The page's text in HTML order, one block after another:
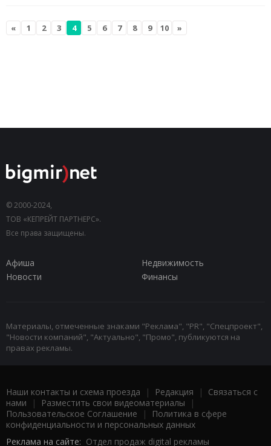
« 1 2 3 4 5 6 7 8 9 10 »
© 2000-2024,
ТОВ «КЕПРЕЙТ ПАРТНЕРС».
Все права защищены.
Афиша
Недвижимость
Новости
Финансы
Материалы, отмеченные знаками "Реклама", "PR", "Спецпроект",
"Новости компаний", "Актуально", "Промо", публикуются на
правах рекламы.
Наши контакты и схема проезда | Редакция | Связаться с
нами | Разместить свои видеоматериалы |
Пользовательское Соглашение |
Политика в сфере
конфиденциальности и персональных данных
Реклама на сайте: Отдел продаж digital рекламы